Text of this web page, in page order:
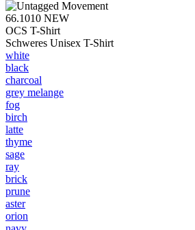
66.1010 NEW
OCS T-Shirt
Schweres Unisex T-Shirt
white
black
charcoal
grey melange
fog
birch
latte
thyme
sage
ray
brick
prune
aster
orion